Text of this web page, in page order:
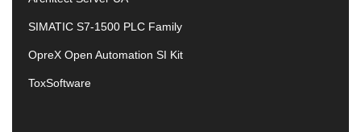
SIMATIC S7-1500 PLC Family
OpreX Open Automation SI Kit
ToxSoftware